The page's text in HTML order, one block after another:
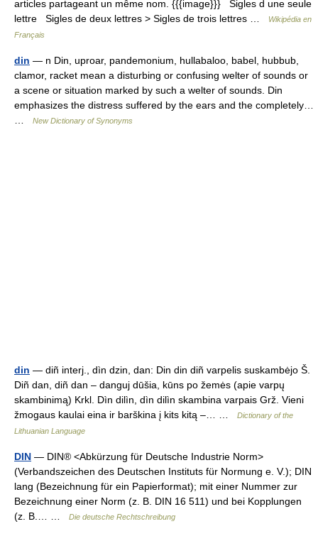
articles partageant un même nom. {{{image}}} Sigles d une seule
lettre Sigles de deux lettres > Sigles de trois lettres …
Wikipédia en
Français
din — n Din, uproar, pandemonium, hullabaloo, babel, hubbub,
clamor, racket mean a disturbing or confusing welter of sounds or
a scene or situation marked by such a welter of sounds. Din
emphasizes the distress suffered by the ears and the completely…
New Dictionary of Synonyms
din — diñ interj., dìn dzin, dan: Din din diñ varpelis suskambėjo Š.
Diñ dan, diñ dan – danguj dūšia, kūns po žemės (apie varpų
skambinimą) Krkl. Dìn dilìn, dìn dilìn skambina varpais Grž. Vieni
žmogaus kaulai eina ir barškina į kits kitą –… …
Dictionary of the
Lithuanian Language
DIN — DIN® <Abkürzung für Deutsche Industrie Norm>
(Verbandszeichen des Deutschen Instituts für Normung e. V.); DIN
lang (Bezeichnung für ein Papierformat); mit einer Nummer zur
Bezeichnung einer Norm (z. B. DIN 16 511) und bei Kopplungen
(z. B.… …
Die deutsche Rechtschreibung